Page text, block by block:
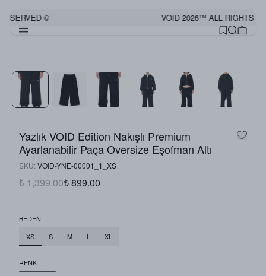
© VOID 2026™ ALL RIGHTS
Yazlık VOID Edition Nakışlı Premium
Ayarlanabilir Paça Oversize Eşofman Altı
SKU: VOID-YNE-00001_1_XS
₺ 1,399.00₺ 899.00
BEDEN
XS
S M L XL
RENK